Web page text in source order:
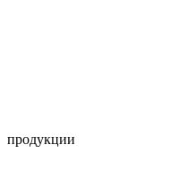
продукции